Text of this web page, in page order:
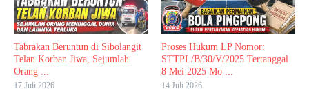
Tabrakan Beruntun di Sibolangit
Telan Korban Jiwa, Sejumlah
Orang ...
17 Juli 2026
Proses Hukum LP Nomor:
STTPL/B/30/V/2025 Tertanggal
8 Mei 2025 Mo ...
14 Juli 2026